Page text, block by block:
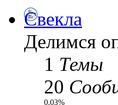
Свекла
Делимся
1 Темы
20
0.03%